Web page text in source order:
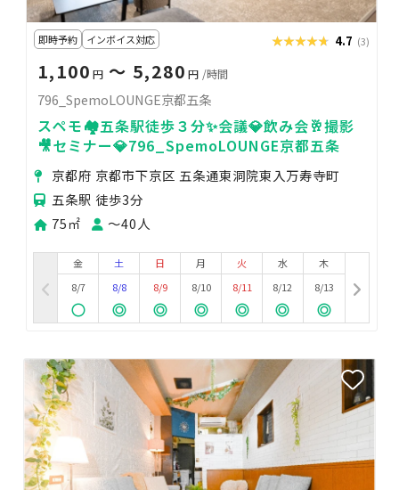
即時予約 インボイス対応 ★★★★★
★★★★★ 4.7 (3)
1,100 円〜 5,280 円 /時間
796_SpemoLOUNGE京都五条
スペモ🏘️五条駅徒歩３分✨会議💎飲み会🥂撮影
🎥セミナー💎796_SpemoLOUNGE京都五条
京都府 京都市下京区 五条通東洞院東入万寿寺町
五条駅 徒歩3分
75㎡
〜40人
金
8/7
土
8/8
日
8/9
月
8/10
火
8/11
水
8/12
木
8/13